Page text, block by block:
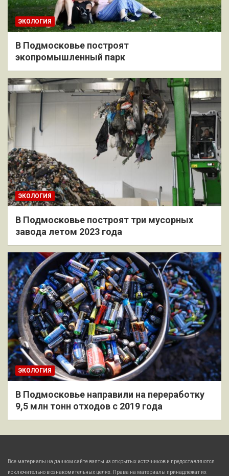
ЭКОЛОГИЯ
В Подмосковье построят
экопромышленный парк
ЭКОЛОГИЯ
В Подмосковье построят три мусорных
завода летом 2023 года
ЭКОЛОГИЯ
В Подмосковье направили на переработку
9,5 млн тонн отходов с 2019 года
Все материалы на данном сайте взяты из открытых источников и предоставляются
исключительно в ознакомительных целях. Права на материалы принадлежат их